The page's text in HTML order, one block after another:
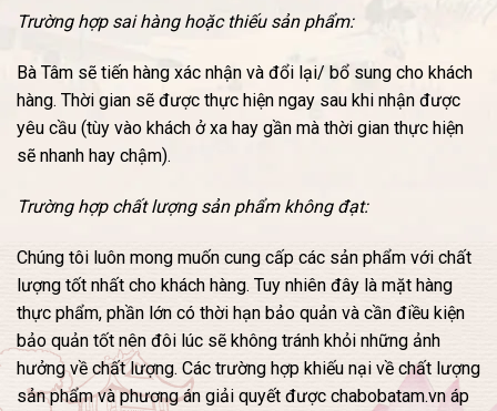
Trường hợp sai hàng hoặc thiếu sản phẩm:
Bà Tâm sẽ tiến hàng xác nhận và đổi lại/ bổ sung cho khách
hàng. Thời gian sẽ được thực hiện ngay sau khi nhận được
yêu cầu (tùy vào khách ở xa hay gần mà thời gian thực hiện
sẽ nhanh hay chậm).
Trường hợp chất lượng sản phẩm không đạt:
Chúng tôi luôn mong muốn cung cấp các sản phẩm với chất
lượng tốt nhất cho khách hàng. Tuy nhiên đây là mặt hàng
thực phẩm, phần lớn có thời hạn bảo quản và cần điều kiện
bảo quản tốt nên đôi lúc sẽ không tránh khỏi những ảnh
hưởng về chất lượng. Các trường hợp khiếu nại về chất lượng
sản phẩm và phương án giải quyết được chabobatam.vn áp